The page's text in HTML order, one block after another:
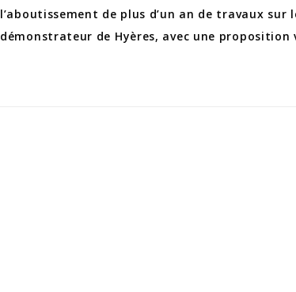
l’aboutissement de plus d’un an de travaux
démonstrateur de Hyères, avec une